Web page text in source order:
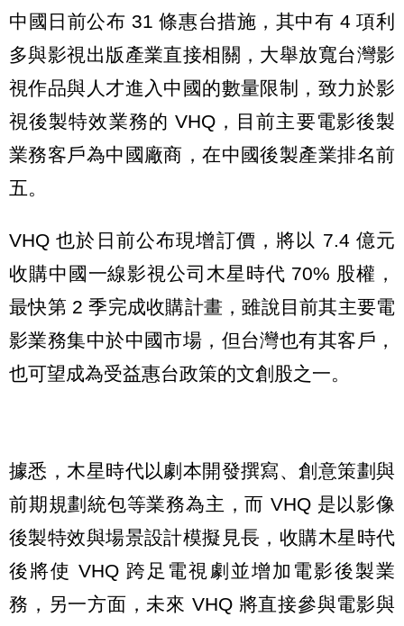
中國日前公布 31 條惠台措施，其中有 4 項利
多與影視出版產業直接相關，大舉放寬台灣影
視作品與人才進入中國的數量限制，致力於影
視後製特效業務的 VHQ，目前主要電影後製
業務客戶為中國廠商，在中國後製產業排名前
五。
VHQ 也於日前公布現增訂價，將以 7.4 億元
收購中國一線影視公司木星時代 70% 股權，
最快第 2 季完成收購計畫，雖說目前其主要電
影業務集中於中國市場，但台灣也有其客戶，
也可望成為受益惠台政策的文創股之一。
據悉，木星時代以劇本開發撰寫、創意策劃與
前期規劃統包等業務為主，而 VHQ 是以影像
後製特效與場景設計模擬見長，收購木星時代
後將使 VHQ 跨足電視劇並增加電影後製業
務，另一方面，未來 VHQ 將直接參與電影與